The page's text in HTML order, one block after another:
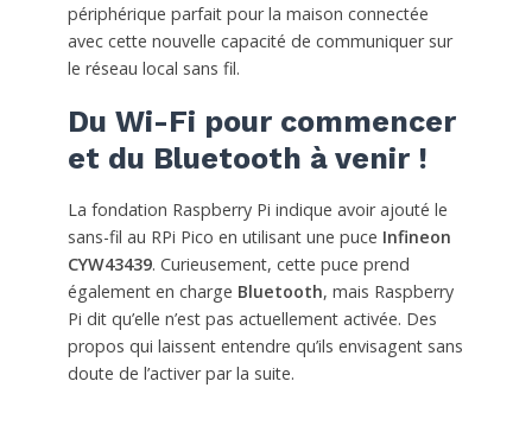
périphérique parfait pour la maison connectée
avec cette nouvelle capacité de communiquer sur
le réseau local sans fil.
Du Wi-Fi pour commencer
et du Bluetooth à venir !
La fondation Raspberry Pi indique avoir ajouté le
sans-fil au RPi Pico en utilisant une puce Infineon
CYW43439. Curieusement, cette puce prend
également en charge Bluetooth, mais Raspberry
Pi dit qu’elle n’est pas actuellement activée. Des
propos qui laissent entendre qu’ils envisagent sans
doute de l’activer par la suite.